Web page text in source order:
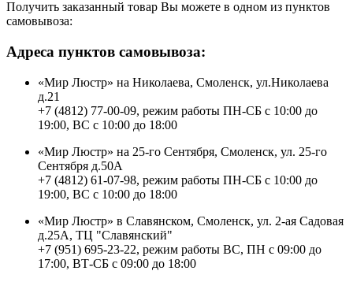
Получить заказанный товар Вы можете в одном из пунктов
самовывоза:
Адреса пунктов самовывоза:
«Мир Люстр» на Николаева, Смоленск, ул.Николаева
д.21
+7 (4812) 77-00-09, режим работы ПН-СБ с 10:00 до
19:00, ВС с 10:00 до 18:00
«Мир Люстр» на 25-го Сентября, Смоленск, ул. 25-го
Сентября д.50А
+7 (4812) 61-07-98, режим работы ПН-СБ с 10:00 до
19:00, ВС с 10:00 до 18:00
«Мир Люстр» в Славянском, Смоленск, ул. 2-ая Садовая
д.25А, ТЦ "Славянский"
+7 (951) 695-23-22, режим работы ВС, ПН с 09:00 до
17:00, ВТ-СБ с 09:00 до 18:00